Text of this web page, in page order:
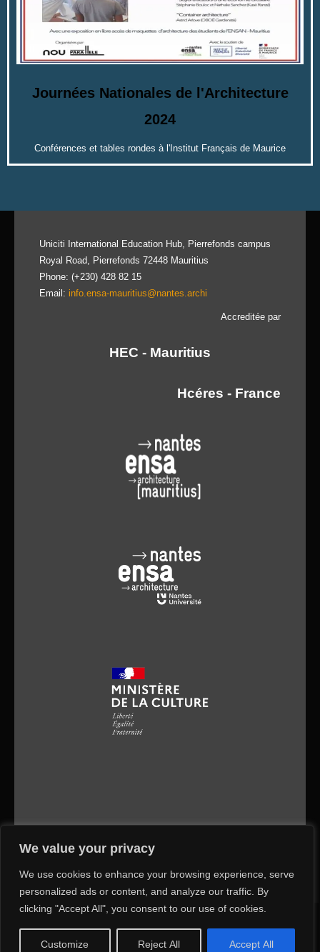
We value your privacy
We use cookies to enhance your browsing experience, serve
personalized ads or content, and analyze our traffic. By
clicking "Accept All", you consent to our use of cookies.
Customize Reject All Accept All
Journées Nationales de l'Architecture
2024
Conférences et tables rondes à l'Institut Français de Maurice
Uniciti International Education Hub, Pierrefonds campus
Royal Road, Pierrefonds 72448 Mauritius
Phone: (+230) 428 82 15
Email: info.ensa-mauritius@nantes.archi
Accreditée par
HEC - Mauritius
Hcéres - France
d’Architecture de Nantes - Mauritius